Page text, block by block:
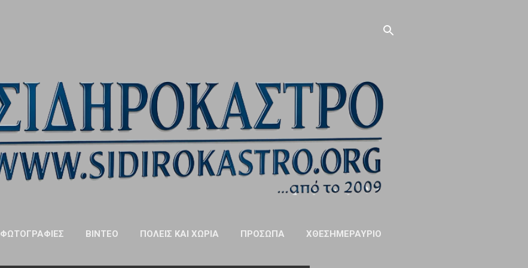
ΦΩΤΟΓΡΑΦΊΕΣ ΒΊΝΤΕΟ ΠΌΛΕΙΣ ΚΑΙ ΧΩΡΙΆ ΠΡΌΣΩΠΑ ΧΘΕΣΗΜΕΡΑΥΡΙΟ